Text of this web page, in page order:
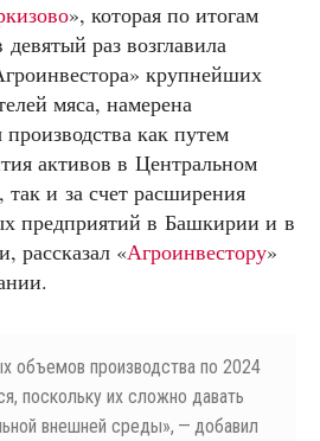
», которая по итогам
девятый раз возглавила
крупнейших
мяса, намерена
как путем
активов в Центральном
так и за счет расширения
предприятий в Башкирии и в
рассказал «Агроинвестору»
объемов производства по 2024
поскольку их сложно давать
внешней среды», — добавил